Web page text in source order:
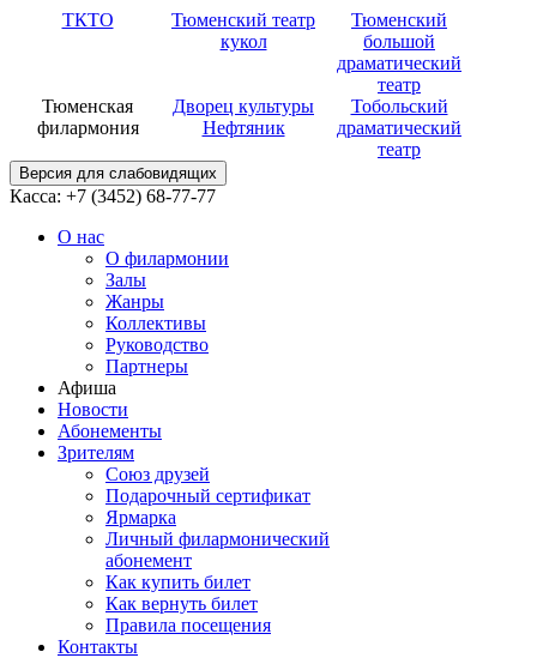
ТКТО
Тюменский театр
кукол
Тюменский
большой
драматический
театр
Тюменская
филармония
Дворец культуры
Нефтяник
Тобольский
драматический
театр
Версия для слабовидящих
Касса: +7 (3452) 68-77-77
О нас
О филармонии
Залы
Жанры
Коллективы
Руководство
Партнеры
Афиша
Новости
Абонементы
Зрителям
Союз друзей
Подарочный сертификат
Ярмарка
Личный филармонический
абонемент
Как купить билет
Как вернуть билет
Правила посещения
Контакты